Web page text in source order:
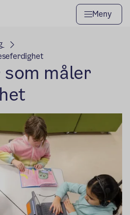
Meny
som måler